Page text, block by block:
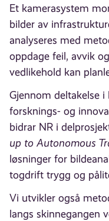
Et kamerasystem
bilder av
analyseres med
oppdage feil, avvik
vedlikehold kan
Gjennom deltakelse i
forsknings- og
bidrar NR i
up to Autonomous
løsninger for
togdrift trygg og
Vi utvikler også
langs skinnegangen